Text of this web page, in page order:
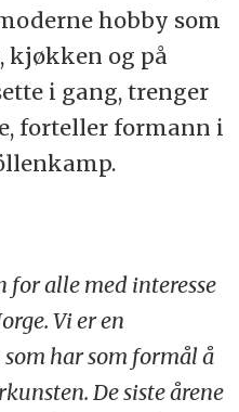
hobby som
kjøkken og på
i gang, trenger
forteller formann i
for alle med interesse
Vi er en
har som formål å
De siste årene